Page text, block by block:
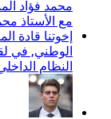
محمد فؤاد
مع الأستاذ
إخوتنا قادة
النظام